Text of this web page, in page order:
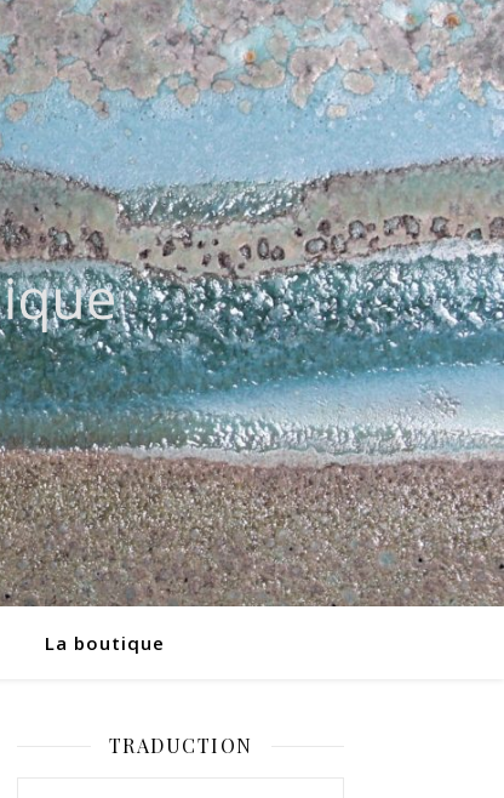
La boutique
TRADUCTION